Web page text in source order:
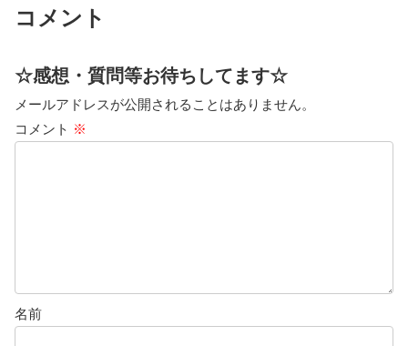
コメント
☆感想・質問等お待ちしてます☆
メールアドレスが公開されることはありません。
コメント ※
名前